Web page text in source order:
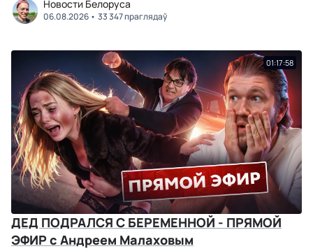
Новости Белоруса
06.08.2026 33 347 праглядаў
01:17:58
ДЕД ПОДРАЛСЯ С БЕРЕМЕННОЙ - ПРЯМОЙ
ЭФИР с Андреем Малаховым